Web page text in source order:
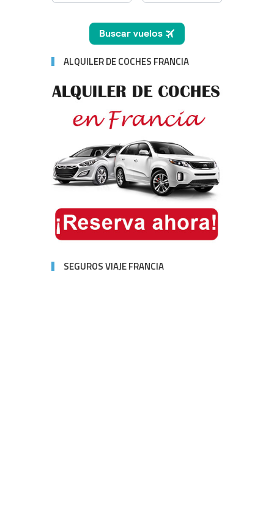
ALQUILER DE COCHES FRANCIA
SEGUROS VIAJE FRANCIA